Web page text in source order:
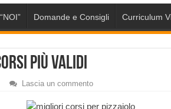
Domande e Consigli Curriculum
più validi
Lascia un commento